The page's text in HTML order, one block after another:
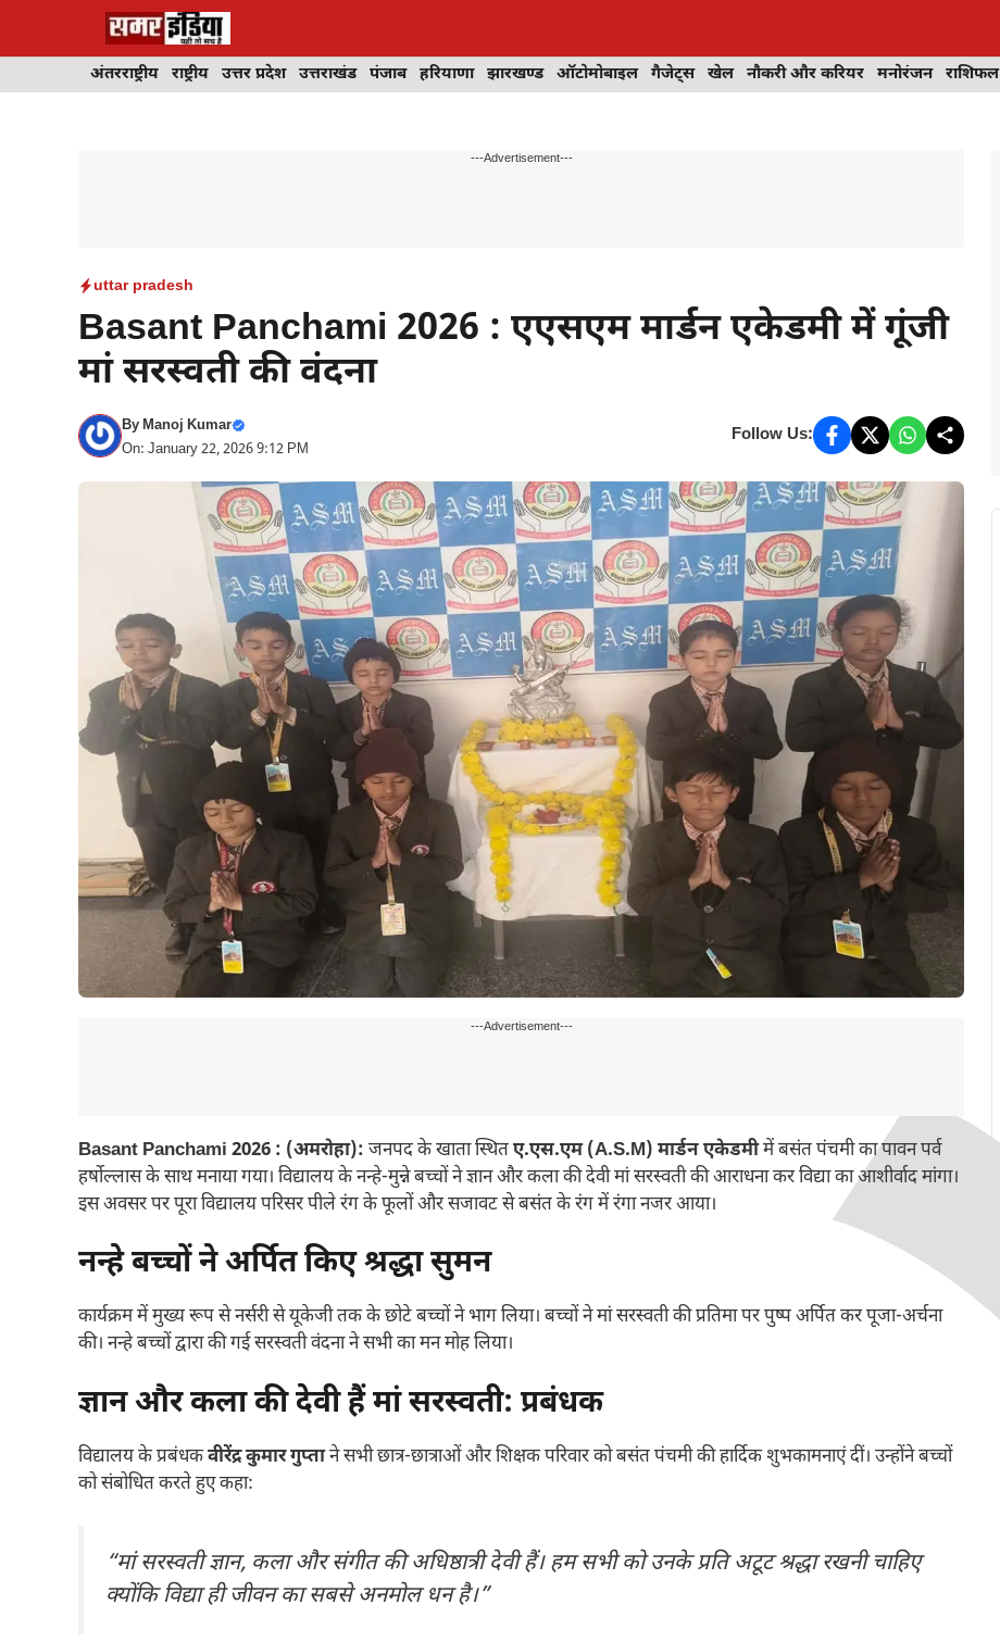
अंतरराष्ट्रीय राष्ट्रीय उत्तर प्रदेश उत्तराखंड पंजाब हरियाणा झारखण्ड ऑटोमोबाइल गैजेट्स खेल नौकरी और करियर मनोरंजन राशिफल
---Advertisement---
uttar pradesh
Basant Panchami 2026 : एएसएम मार्डन एकेडमी में गूंजी
मां सरस्वती की वंदना
ByManoj Kumar
On: January 22, 2026 9:12 PM
Follow Us:
---Advertisement---
Basant Panchami 2026 : (अमरोहा): जनपद के खाता स्थितए.एस.एम (A.S.M) मार्डन एकेडमीमें बसंत पंचमी का पावन पर्व
हर्षोल्लास के साथ मनाया गया। विद्यालय के नन्हे-मुन्ने बच्चों ने ज्ञान और कला की देवी मां सरस्वती की आराधना कर विद्या का आशीर्वाद मांगा।
इस अवसर पर पूरा विद्यालय परिसर पीले रंग के फूलों और सजावट से बसंत के रंग में रंगा नजर आया।
नन्हे बच्चों ने अर्पित किए श्रद्धा सुमन
कार्यक्रम में मुख्य रूप से नर्सरी से यूकेजी तक के छोटे बच्चों ने भाग लिया। बच्चों ने मां सरस्वती की प्रतिमा पर पुष्प अर्पित कर पूजा-अर्चना
की। नन्हे बच्चों द्वारा की गई सरस्वती वंदना ने सभी का मन मोह लिया।
ज्ञान और कला की देवी हैं मां सरस्वती: प्रबंधक
विद्यालय के प्रबंधकवीरेंद्र कुमार गुप्ताने सभी छात्र-छात्राओं और शिक्षक परिवार को बसंत पंचमी की हार्दिक शुभकामनाएं दीं। उन्होंने बच्चों
को संबोधित करते हुए कहा:
“मां सरस्वती ज्ञान, कला और संगीत की अधिष्ठात्री देवी हैं। हम सभी को उनके प्रति अटूट श्रद्धा रखनी चाहिए
क्योंकि विद्या ही जीवन का सबसे अनमोल धन है।”